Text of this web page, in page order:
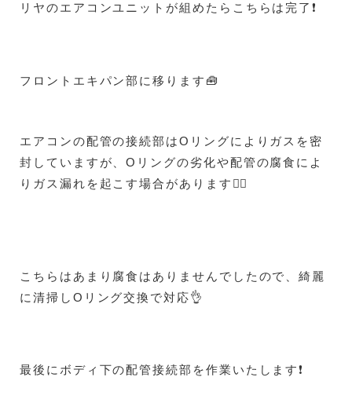
リヤのエアコンユニットが組めたらこちらは完了❗
フロントエキパン部に移ります🧰
エアコンの配管の接続部はOリングによりガスを密
封していますが、Oリングの劣化や配管の腐食によ
りガス漏れを起こす場合があります😵‍💫
こちらはあまり腐食はありませんでしたので、綺麗
に清掃しOリング交換で対応👌
最後にボディ下の配管接続部を作業いたします❗